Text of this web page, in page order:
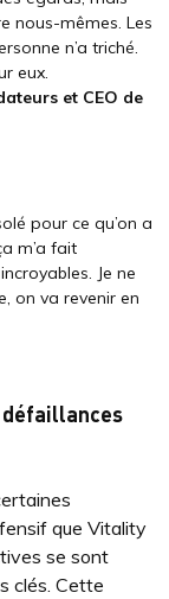
nous-mêmes. Les
n’a triché.
eux.
et CEO de
pour ce qu’on a
m’a fait
Je ne
on va revenir en
défaillances
que Vitality
se sont
clés. Cette